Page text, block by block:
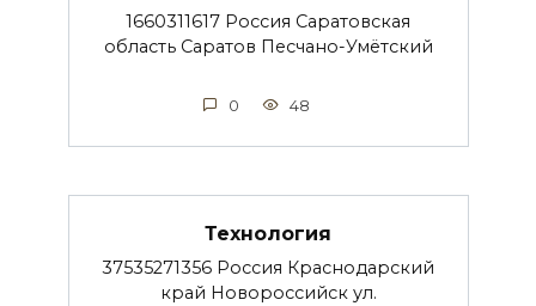
1660311617 Россия Саратовская
область Саратов Песчано-Умётский
0 48
Технология
37535271356 Россия Краснодарский
край Новороссийск ул.